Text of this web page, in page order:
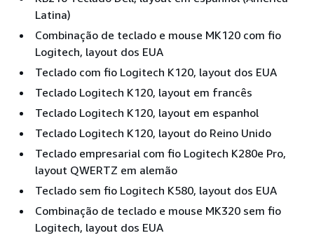
Latina)
Combinação de teclado e mouse MK120 com fio
Logitech, layout dos EUA
Teclado com fio Logitech K120, layout dos EUA
Teclado Logitech K120, layout em francês
Teclado Logitech K120, layout em espanhol
Teclado Logitech K120, layout do Reino Unido
Teclado empresarial com fio Logitech K280e Pro,
layout QWERTZ em alemão
Teclado sem fio Logitech K580, layout dos EUA
Combinação de teclado e mouse MK320 sem fio
Logitech, layout dos EUA